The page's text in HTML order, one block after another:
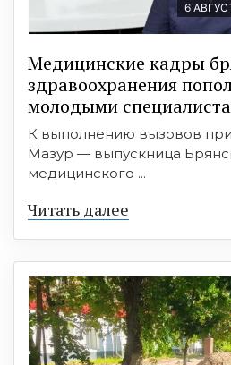
6
Медицинские кадры
здравоохранения
молодыми
К выполнению вызовов
Мазур — выпускница
медицинского ...
Читать далее